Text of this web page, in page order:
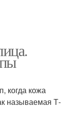
когда кожа
называемая Т-